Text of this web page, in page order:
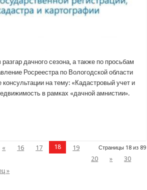
разгар дачного сезона, а также по просьбам
Росреестра по Вологодской области
на тему: «Кадастровый учет и
в рамках «дачной амнистии».
Страницы 18 из 89
« 16 17 18
19
20
»
30
»